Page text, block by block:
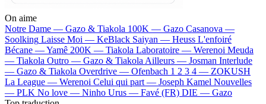
On aime
Notre Dame — Gazo & Tiakola 100K — Gazo Casanova —
Soolking Laisse Moi — KeBlack Saiyan — Heuss L'enfoiré
Bécane —Yamê 200K — Tiakola Laboratoire — Werenoi Meuda
— Tiakola Outro — Gazo & Tiakola Ailleurs — Josman Interlude
— Gazo & Tiakola Overdrive — Ofenbach 1 2 3 4 — ZOKUSH
La League — Werenoi Celui qui part — Joseph Kamel Nouvelles
— PLK No love — Ninho Urus — Favé (FR) DIE — Gazo